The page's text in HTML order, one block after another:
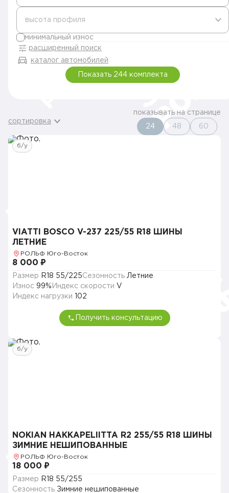
высота профиля
минимальный износ
расширенный поиск
каталог автомобилей
Показать 244 комплекта
сортировка
показывать на странице
24 48 60
б/у
VIATTI BOSCO V-237 225/55 R18 ШИНЫ
ЛЕТНИЕ
РОЛЬФ Юго-Восток
8 000 ₽
Размер R18 55/225Сезонность Летние
Износ 99% Индекс скорости V
Индекс нагрузки
102
Получить консультацию
б/у
NOKIAN HAKKAPELIITTA R2 255/55 R18 ШИНЫ
ЗИМНИЕ НЕШИПОВАННЫЕ
РОЛЬФ Юго-Восток
18 000 ₽
Размер
R18 55/255
Сезонность Зимние нешипованные